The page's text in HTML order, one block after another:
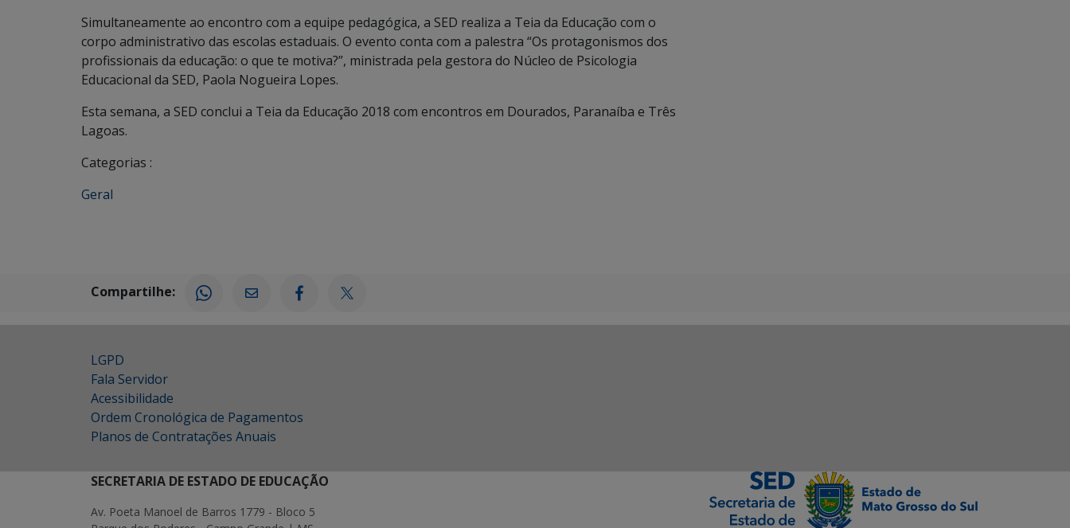
Simultaneamente ao encontro com a equipe pedagógica, a SED realiza a Teia da Educação com o
corpo administrativo das escolas estaduais. O evento conta com a palestra “Os protagonismos dos
profissionais da educação: o que te motiva?”, ministrada pela gestora do Núcleo de Psicologia
Educacional da SED, Paola Nogueira Lopes.
Esta semana, a SED conclui a Teia da Educação 2018 com encontros em Dourados, Paranaíba e Três
Lagoas.
Categorias :
Geral
Compartilhe:
LGPD
Fala Servidor
Acessibilidade
Ordem Cronológica de Pagamentos
Planos de Contratações Anuais
SECRETARIA DE ESTADO DE EDUCAÇÃO
Av. Poeta Manoel de Barros 1779 - Bloco 5